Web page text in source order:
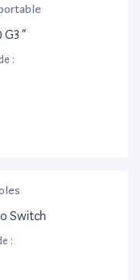
”
:
Switch
: